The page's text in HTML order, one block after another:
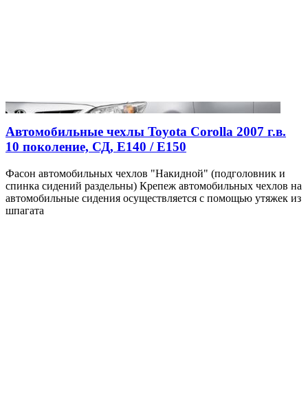
Автомобильные чехлы Toyota Corolla 2007 г.в.
10 поколение, СД, Е140 / Е150
Фасон автомобильных чехлов "Накидной" (подголовник и
спинка сидений раздельны) Крепеж автомобильных чехлов на
автомобильные сидения осуществляется с помощью утяжек из
шпагата